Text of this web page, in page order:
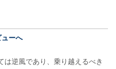
ューへ
は逆風であり、乗り越えるべき